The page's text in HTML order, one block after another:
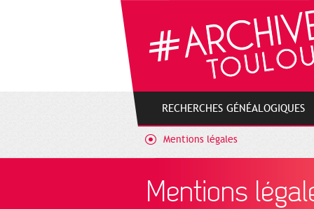
RECHERCHES GÉNÉALOGIQUES
Mentions légales
Mentions
Gestion de vos préférences sur les cookies